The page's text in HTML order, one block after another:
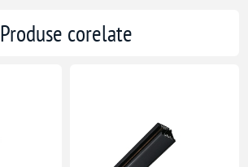
Produse corelate